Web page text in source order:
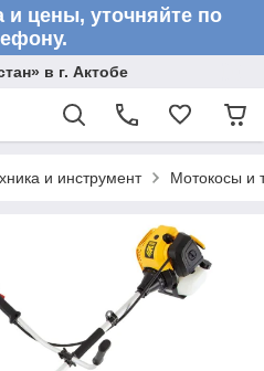
цены, уточняйте по
в г. Актобе
и инструмент Мотокосы и